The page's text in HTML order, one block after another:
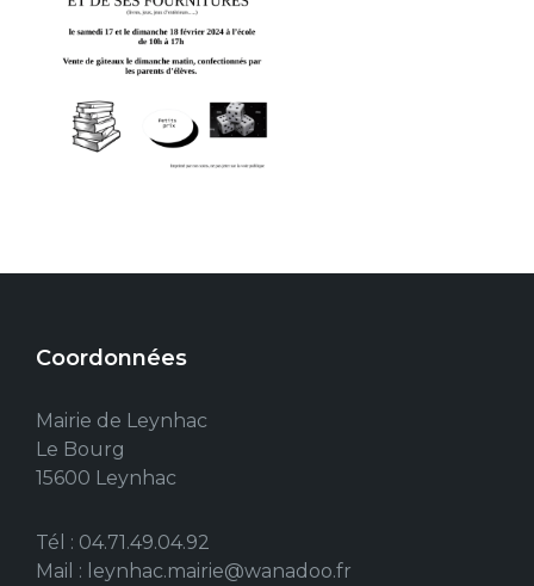
Coordonnées
Mairie de Leynhac
Le Bourg
15600 Leynhac
Tél : 04.71.49.04.92
Mail : leynhac.mairie@wanadoo.fr